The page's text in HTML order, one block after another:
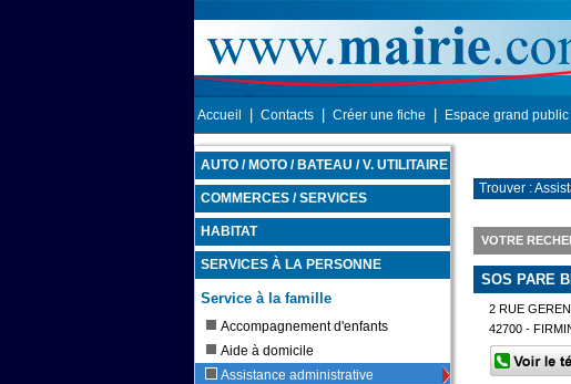
Accueil Contacts Créer une fiche Espace grand public
AUTO / MOTO / BATEAU / V. UTILITAIRE
COMMERCES / SERVICES
HABITAT
SERVICES À LA PERSONNE
Service à la famille
Accompagnement d'enfants
Aide à domicile
Assistance administrative
Trouver :
VOTRE
SOS PARE
2 RUE
42700 -